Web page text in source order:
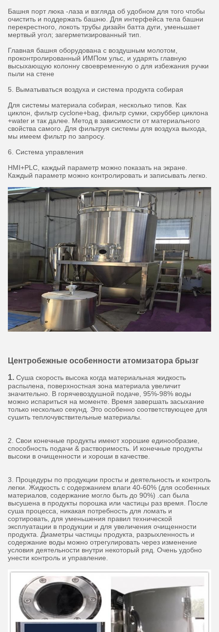
Башня порт люка -лаза и взгляда об удобном для того чтобы
очистить и поддержать башню. Для интерфейса тела башни
перекрестного, локоть трубы дизайн батта дуги, уменьшает
мертвый угол; загерметизированный тип.
Главная башня оборудована с воздушным молотом,
проконтролированный ИМПом ульс, и ударять главную
высыхающую колонну своевременную о для избежания ручки
пыли на стене
5. Выматываться воздуха и система продукта собирая
Для системы материала собирая, несколько типов. Как
циклон, фильтр cyclone+bag, фильтр сумки, скруббер циклона
+water и так далее. Метод в зависимости от материального
свойства самого. Для фильтруя системы для воздуха выхода,
мы имеем фильтр по запросу.
6. Система управления
HMI+PLC, каждый параметр можно показать на экране.
Каждый параметр можно контролировать и записывать легко.
Центробежные особенности атомизатора брызг
1. Суша скорость высока когда материальная жидкость
распылена, поверхностная зона материала увеличит
значительно. В горячевоздушной подаче, 95%-98% воды
можно испариться на моменте. Время завершать засыхание
только несколько секунд. Это особенно соответствующее для
сушить теплочувствительные материалы.
2. Свои конечные продукты имеют хорошие единообразие,
способность подачи & растворимость. И конечные продукты
высоки в очищенности и хороши в качестве.
3. Процедуры по продукции просты и деятельность и контроль
легки. Жидкость с содержанием влаги 40-60% (для особенных
материалов, содержание могло быть до 90%) .can была
высушена в продукты порошка или частицы раз время. После
суша процесса, никакая потребность для ломать и
сортировать, для уменьшения правил технической
эксплуатации в продукции и для увеличения очищенности
продукта. Диаметры частицы продукта, разрыхленность и
содержание воды можно отрегулировать через изменение
условия деятельности внутри некоторый ряд. Очень удобно
унести контроль и управление.